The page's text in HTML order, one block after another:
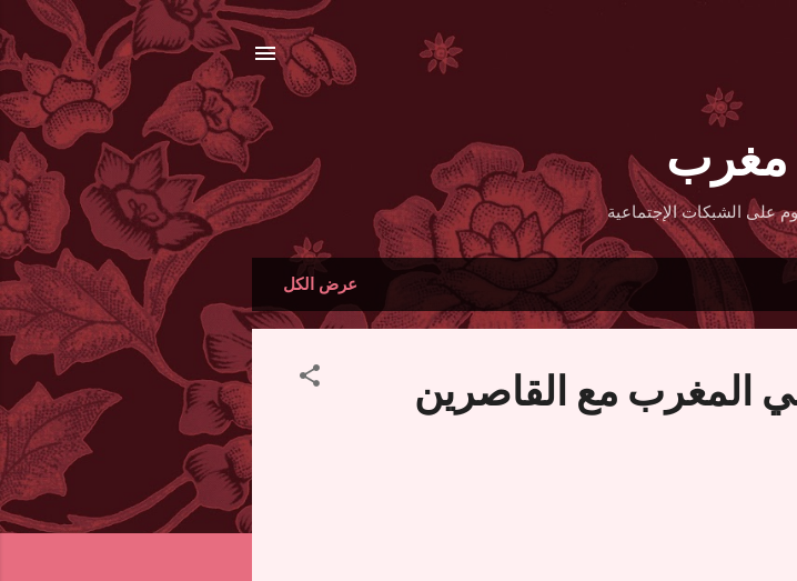
مغرب
على الشبكات الإجتماعية
عرض الكل
المغرب مع القاصرين